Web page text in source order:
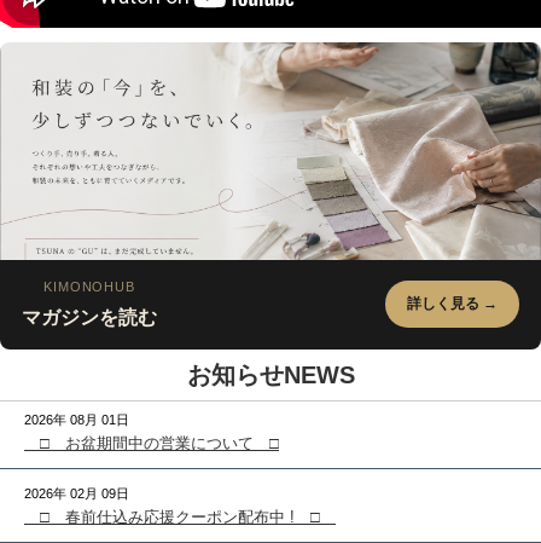
KIMONOHUB
マガジンを読む
詳しく見る →
お知らせNEWS
2026年 08月 01日
□ お盆期間中の営業について □
2026年 02月 09日
□ 春前仕込み応援クーポン配布中 ! □